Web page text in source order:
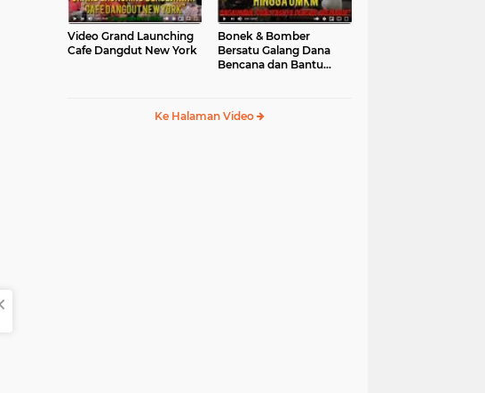
Video Grand Launching
Cafe Dangdut New York
Bonek & Bomber
Bersatu Galang Dana
Bencana dan Bantu
Ke Halaman Video